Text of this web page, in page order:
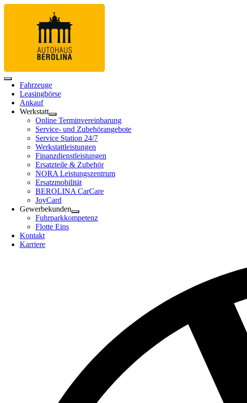
Fahrzeuge
Leasingbörse
Ankauf
Werkstatt
Online Terminvereinbarung
Service- und Zubehörangebote
Service Station 24/7
Werkstattleistungen
Finanzdienstleistungen
Ersatzteile & Zubehör
NORA Leistungszentrum
Ersatzmobilität
BEROLINA CarCare
JoyCard
Gewerbekunden
Fuhrparkkompetenz
Flotte Eins
Kontakt
Karriere